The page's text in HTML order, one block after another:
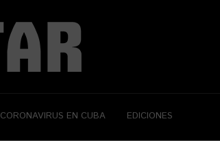
CORONAVIRUS EN CUBA EDICIONES